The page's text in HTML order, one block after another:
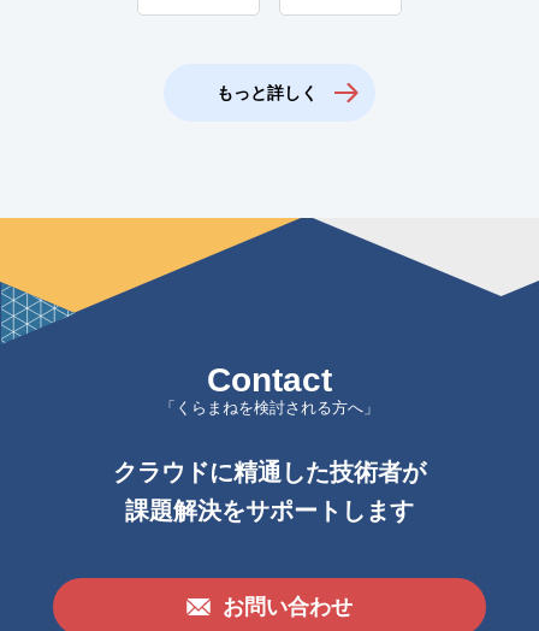
もっと詳しく
Contact
「くらまねを検討される方へ」
クラウドに精通した技術者が
課題解決をサポートします
お問い合わせ